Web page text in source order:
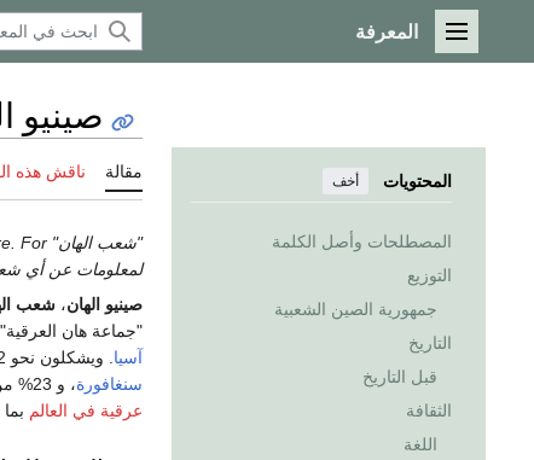
القائمة الرئيسية
المعرفة
المحتويات أخف
المصطلحات وأصل الكلمة
التوزيع
جمهورية الصين الشعبية
التاريخ
قبل التاريخ
الثقافة
اللغة
صينيو
مقالة ناقش هذه
"شعب الهان" redirects here. For الشعب الأصلي بأمريكا الشمالية, see
لمعلومات عن أي
صينيو الهان، شعب
"جماعة هان
آسيا . ويشكلون نحو 92% من
سنغافورة، و 23% من تعداد
عرقية في العالم بما